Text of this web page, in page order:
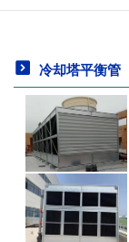
冷却塔平衡管